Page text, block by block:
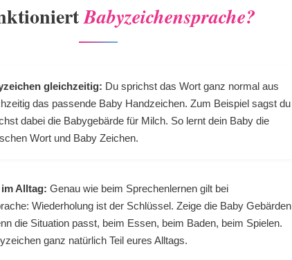
Babyzeichensprache?
gleichzeitig: Du sprichst das Wort ganz normal aus
das passende Baby Handzeichen. Zum Beispiel sagst du
dabei die Babygebärde für Milch. So lernt dein Baby die
Wort und Baby Zeichen.
Alltag: Genau wie beim Sprechenlernen gilt bei
Wiederholung ist der Schlüssel. Zeige die Baby Gebärden
die Situation passt, beim Essen, beim Baden, beim Spielen.
ganz natürlich Teil eures Alltags.